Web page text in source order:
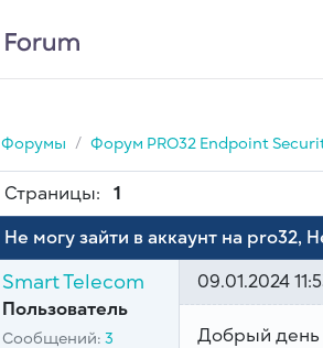
Форумы Форум PRO32 Endpoint
Страницы: 1
Не могу зайти в аккаунт на pro32,
Smart Telecom
Пользователь
Сообщений: 3
09.01.2024
Добрый день